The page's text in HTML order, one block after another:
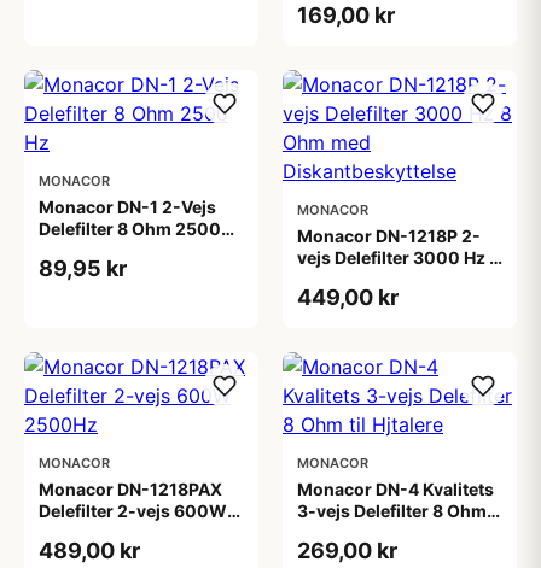
250W"
169,00 kr
MONACOR
Monacor DN-1 2-Vejs
Delefilter 8 Ohm 2500
89,95 kr
MONACOR
Monacor DN-1218P 2-
vejs Delefilter 3000 Hz 8
Diskantbeskyttelse
449,00 kr
MONACOR
Monacor DN-1218PAX
Delefilter 2-vejs 600W
489,00 kr
MONACOR
Monacor DN-4 Kvalitets
3-vejs Delefilter 8 Ohm
269,00 kr